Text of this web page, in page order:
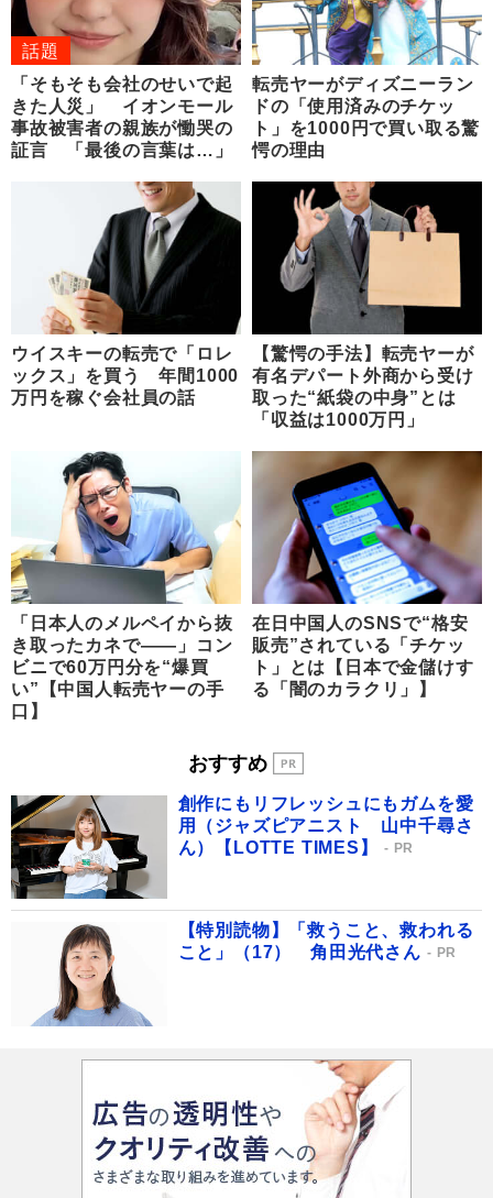
話題
「そもそも会社のせいで起
きた人災」 イオンモール
事故被害者の親族が慟哭の
証言 「最後の言葉は…」
転売ヤーがディズニーラン
ドの「使用済みのチケッ
ト」を1000円で買い取る驚
愕の理由
ウイスキーの転売で「ロレ
ックス」を買う 年間1000
万円を稼ぐ会社員の話
【驚愕の手法】転売ヤーが
有名デパート外商から受け
取った“紙袋の中身”とは
「収益は1000万円」
「日本人のメルペイから抜
き取ったカネで――」コン
ビニで60万円分を“爆買
い”【中国人転売ヤーの手
口】
在日中国人のSNSで“格安
販売”されている「チケッ
ト」とは【日本で金儲けす
る「闇のカラクリ」】
おすすめ
創作にもリフレッシュにもガムを愛
用（ジャズピアニスト 山中千尋さ
ん）【LOTTE TIMES】
PR
【特別読物】「救うこと、救われる
こと」（17） 角田光代さん
PR